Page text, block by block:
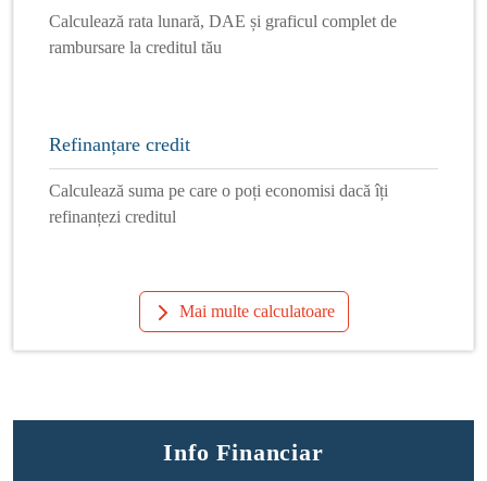
Calculează rata lunară, DAE și graficul complet de
rambursare la creditul tău
Refinanțare credit
Calculează suma pe care o poți economisi dacă îți
refinanțezi creditul
Mai multe calculatoare
Info Financiar